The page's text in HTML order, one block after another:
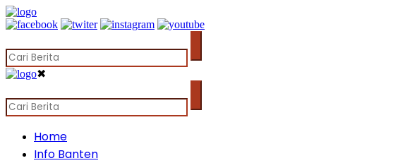
✖
Home
Info Banten